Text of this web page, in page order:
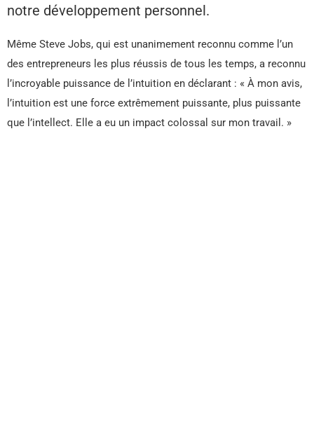
notre développement personnel.
Même Steve Jobs, qui est unanimement reconnu comme l’un
des entrepreneurs les plus réussis de tous les temps, a reconnu
l’incroyable puissance de l’intuition en déclarant : « À mon avis,
l’intuition est une force extrêmement puissante, plus puissante
que l’intellect. Elle a eu un impact colossal sur mon travail. »